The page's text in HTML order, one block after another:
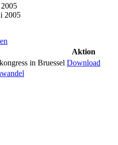
2005
Aktion
in Bruessel Download